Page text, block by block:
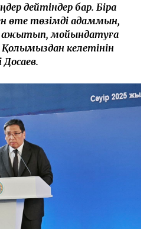
дейтіндер бар. Бірақ
өте төзімді адаммын,
қажытып, мойындатуға
келетінін